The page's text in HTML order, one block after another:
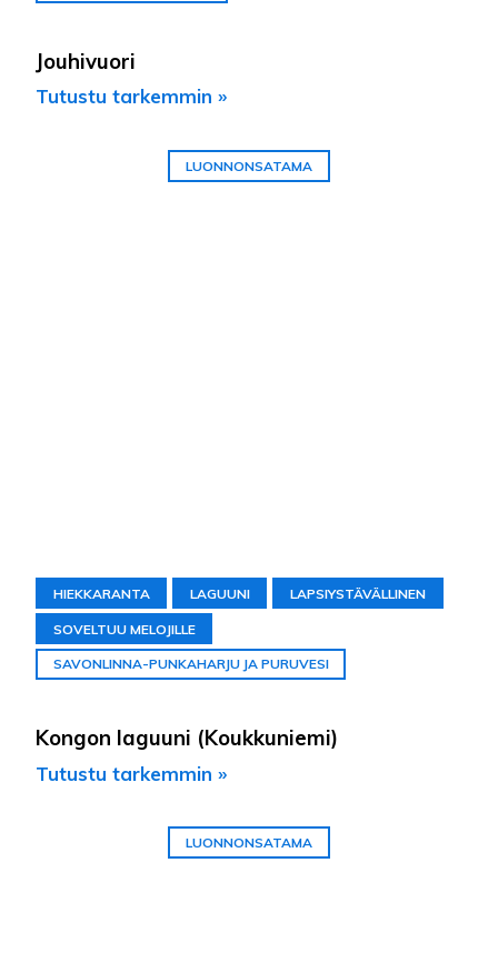
Jouhivuori
Tutustu tarkemmin »
LUONNONSATAMA
HIEKKARANTA LAGUUNI LAPSIYSTÄVÄLLINEN
SOVELTUU MELOJILLE
SAVONLINNA-PUNKAHARJU JA PURUVESI
Kongon laguuni (Koukkuniemi)
Tutustu tarkemmin »
LUONNONSATAMA